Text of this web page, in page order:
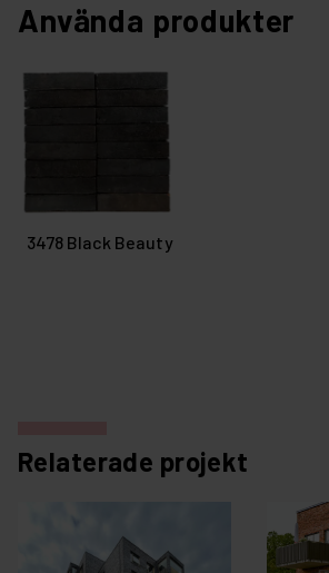
Använda produkter
3478 Black Beauty
Relaterade projekt